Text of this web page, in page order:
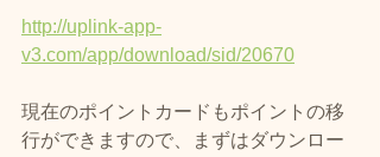
http://uplink-app-
v3.com/app/download/sid/20670
現在のポイントカードもポイントの移
行ができますので、まずはダウンロー